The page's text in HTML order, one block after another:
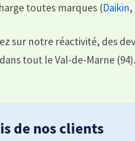
toutes marques (Daikin
notre réactivité, des
tout le Val-de-Marne (94).
de nos clients